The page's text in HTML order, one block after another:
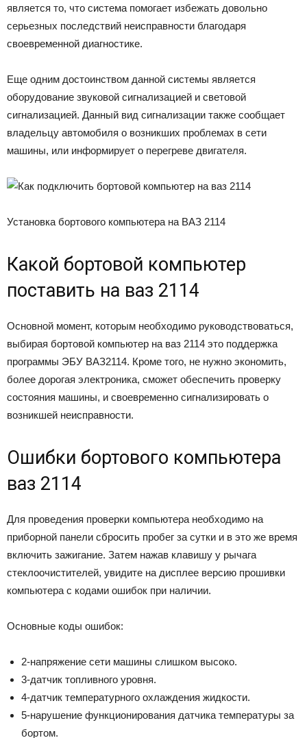
является то, что система помогает избежать довольно
серьезных последствий неисправности благодаря
своевременной диагностике.
Еще одним достоинством данной системы является
оборудование звуковой сигнализацией и световой
сигнализацией. Данный вид сигнализации также сообщает
владельцу автомобиля о возникших проблемах в сети
машины, или информирует о перегреве двигателя.
Установка бортового компьютера на ВАЗ 2114
Какой бортовой компьютер
поставить на ваз 2114
Основной момент, которым необходимо руководствоваться,
выбирая бортовой компьютер на ваз 2114 это поддержка
программы ЭБУ ВАЗ2114. Кроме того, не нужно экономить,
более дорогая электроника, сможет обеспечить проверку
состояния машины, и своевременно сигнализировать о
возникшей неисправности.
Ошибки бортового компьютера
ваз 2114
Для проведения проверки компьютера необходимо на
приборной панели сбросить пробег за сутки и в это же время
включить зажигание. Затем нажав клавишу у рычага
стеклоочистителей, увидите на дисплее версию прошивки
компьютера с кодами ошибок при наличии.
Основные коды ошибок:
2-напряжение сети машины слишком высоко.
3-датчик топливного уровня.
4-датчик температурного охлаждения жидкости.
5-нарушение функционирования датчика температуры за
бортом.